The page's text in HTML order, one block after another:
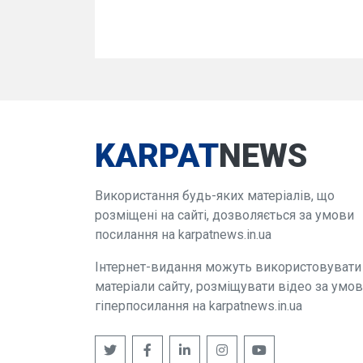
KARPATNEWS
Використання будь-яких матеріалів, що
розміщені на сайті, дозволяється за умови
посилання на karpatnews.in.ua
Інтернет-видання можуть використовувати
матеріали сайту, розміщувати відео за
гіперпосилання на karpatnews.in.ua